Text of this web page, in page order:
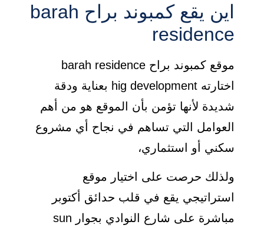
اين يقع كمبوند براح barah
residence
موقع كمبوند براح barah residence
اختارته hig development بعناية ودقة
شديدة لأنها تؤمن بأن الموقع هو من أهم
العوامل التي تساهم في نجاح أي مشروع
سكني أو استثماري،
ولذلك حرصت على اختيار موقع
استراتيجي يقع في قلب حدائق أكتوبر
مباشرة على شارع النوادي بجوار sun